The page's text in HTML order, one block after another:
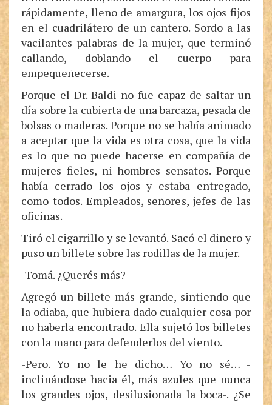
rápidamente, lleno de amargura, los ojos fijos
en el cuadrilátero de un cantero. Sordo a las
vacilantes palabras de la mujer, que terminó
callando, doblando el cuerpo para
empequeñecerse.
Porque el Dr. Baldi no fue capaz de saltar un
día sobre la cubierta de una barcaza, pesada de
bolsas o maderas. Porque no se había animado
a aceptar que la vida es otra cosa, que la vida
es lo que no puede hacerse en compañía de
mujeres fieles, ni hombres sensatos. Porque
había cerrado los ojos y estaba entregado,
como todos. Empleados, señores, jefes de las
oficinas.
Tiró el cigarrillo y se levantó. Sacó el dinero y
puso un billete sobre las rodillas de la mujer.
-Tomá. ¿Querés más?
Agregó un billete más grande, sintiendo que
la odiaba, que hubiera dado cualquier cosa por
no haberla encontrado. Ella sujetó los billetes
con la mano para defenderlos del viento.
-Pero. Yo no le he dicho… Yo no sé… -
inclinándose hacia él, más azules que nunca
los grandes ojos, desilusionada la boca-. ¿Se